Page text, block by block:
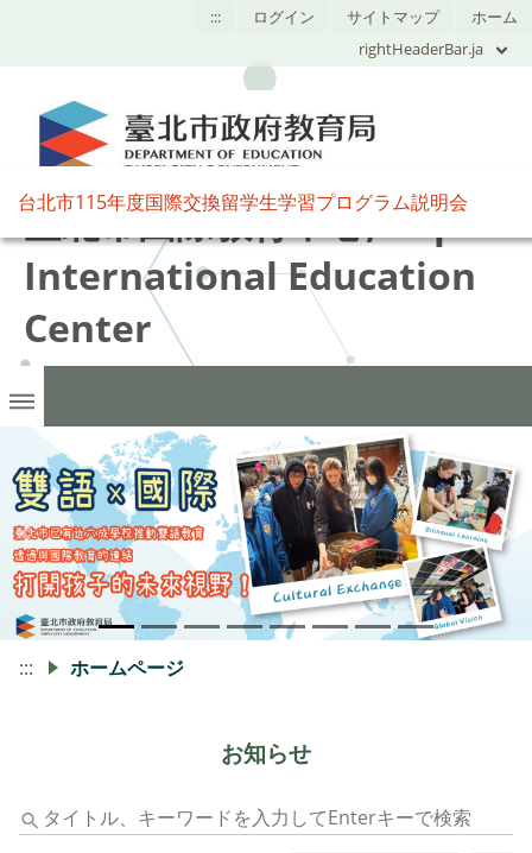
::: ログイン サイトマップ
ホーム
rightHeaderBar.ja
臺北市國際教育中心,Taipei
International Education
Center
台北市115年度国際交換留学生学習プログラム説明会
Previous
::: ホームページ
お知らせ
タ
イ